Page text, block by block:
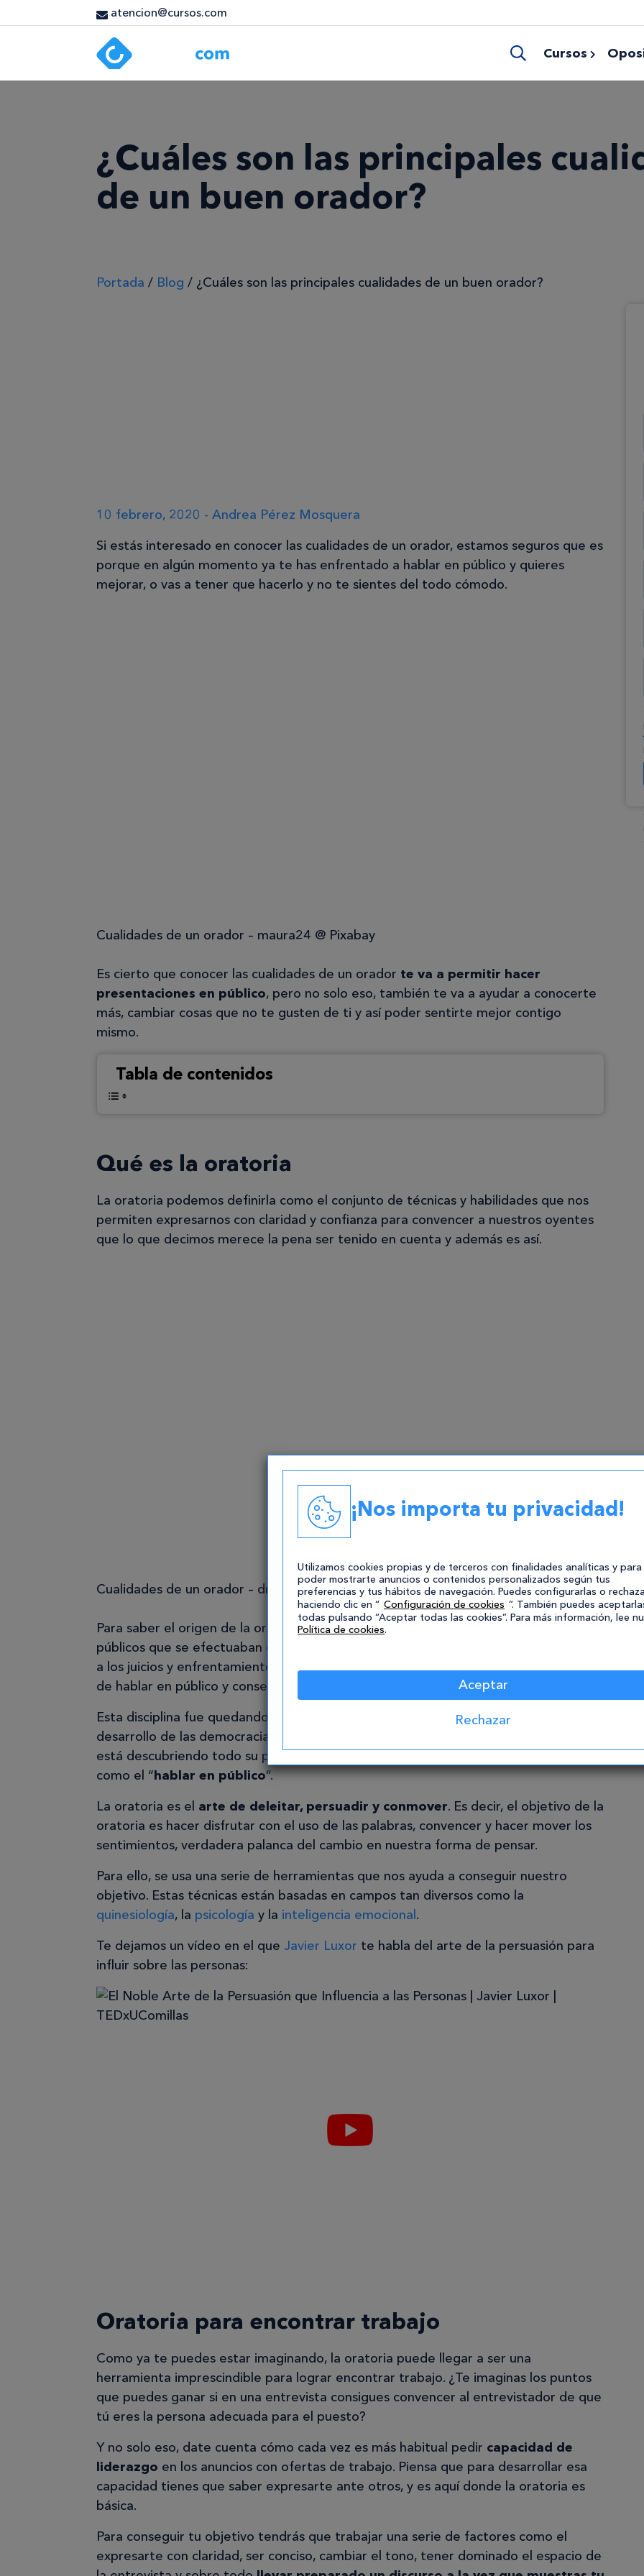
atencion@cursos.com
Cursos
¿Cuáles son las principales
de un buen orador?
Portada / Blog / ¿Cuáles son las principales cualidades de un buen orador?
10 febrero, 2020 - Andrea Pérez Mosquera
Si estás interesado en conocer las cualidades de un orador, estamos seguros que es
porque en algún momento ya te has enfrentado a hablar en público y quieres
mejorar, o vas a tener que hacerlo y no te sientes del todo cómodo.
Cualidades de un orador – maura24 @ Pixabay
Es cierto que conocer las cualidades de un orador te va a permitir hacer
presentaciones en público, pero no solo eso, también te va a ayudar a conocerte
más, cambiar cosas que no te gusten de ti y así poder sentirte mejor contigo
mismo.
Tabla de contenidos
Qué es la oratoria
La oratoria podemos definirla como el conjunto de técnicas y habilidades que nos
permiten expresarnos con claridad y confianza para convencer a nuestros oyentes
que lo que decimos merece la pena ser tenido en cuenta y además es así.
Cualidades de un orador – drshohmelian @ Pixabay
Para saber el origen de la oratoria tenemos que viajar al pasado, a los debates
públicos que se efectuaban en la reciente democracia ateniense y posteriormente
a los juicios y enfrentamientos políticos en la Antigua Roma. Fue aquí donde el arte
de hablar en público y conseguir convencer tuvo su mayor expresión.
Esta disciplina fue quedando en desuso hasta que recientemente, gracias al
desarrollo de las democracias occidentales, está volviendo a estar de moda y se
está descubriendo todo su potencial, aunque actualmente nos refiramos a ella
como el “hablar en público”.
La oratoria es el arte de deleitar, persuadir y conmover. Es decir, el objetivo de la
oratoria es hacer disfrutar con el uso de las palabras, convencer y hacer mover los
sentimientos, verdadera palanca del cambio en nuestra forma de pensar.
Para ello, se usa una serie de herramientas que nos ayuda a conseguir nuestro
objetivo. Estas técnicas están basadas en campos tan diversos como la
quinesiología, la psicología y la inteligencia emocional .
Te dejamos un vídeo en el que Javier Luxor te habla del arte de la persuasión para
influir sobre las personas:
Oratoria para encontrar trabajo
Como ya te puedes estar imaginando, la oratoria puede llegar a ser una
herramienta imprescindible para lograr encontrar trabajo. ¿Te imaginas los puntos
que puedes ganar si en una entrevista consigues convencer al entrevistador de que
tú eres la persona adecuada para el puesto?
Y no solo eso, date cuenta cómo cada vez es más habitual pedir capacidad de
liderazgo en los anuncios con ofertas de trabajo. Piensa que para desarrollar esa
capacidad tienes que saber expresarte ante otros, y es aquí donde la oratoria es
básica.
Para conseguir tu objetivo tendrás que trabajar una serie de factores como el
expresarte con claridad, ser conciso, cambiar el tono, tener dominado el espacio de
¡Nos importa tu privacidad!
Utilizamos cookies propias y de terceros con finalidades analíticas y para
poder mostrarte anuncios o contenidos personalizados según tus
preferencias y tus hábitos de navegación. Puedes configurarlas o
haciendo clic en “ Configuración de cookies ”. También puedes
todas pulsando “Aceptar todas las cookies”. Para más información, lee
Política de cookies.
Aceptar
Rechazar